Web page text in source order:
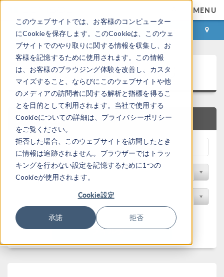
このウェブサイトでは、お客様のコンピューター
にCookieを保存します。このCookieは、このウェ
ブサイトでのやり取りに関する情報を収集し、お
客様を記憶するために使用されます。この情報
は、お客様のブラウジング体験を改善し、カスタ
マイズすること、ならびにこのウェブサイトや他
のメディアの訪問者に関する解析と指標を得るこ
とを目的として利用されます。当社で使用する
Cookieについての詳細は、プライバシーポリシー
をご覧ください。
拒否した場合、このウェブサイトを訪問したとき
に情報は追跡されません。ブラウザーではトラッ
キングを行わない設定を記憶するために1つの
Cookieが使用されます。
Cookie設定
承諾 拒否
MENU
ログイン お問い合わせ
アプリケーションギャラリ
クイック検索
分野でフィルター
フィルター